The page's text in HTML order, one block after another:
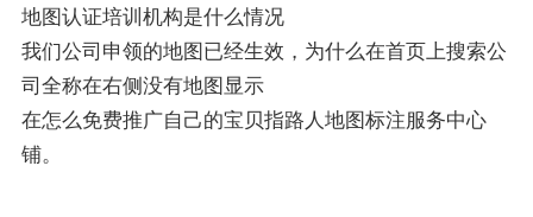
地图认证培训机构是什么情况
我们公司申领的地图已经生效，为什么在首页上搜索公
司全称在右侧没有地图显示
在怎么免费推广自己的宝贝指路人地图标注服务中心
铺。